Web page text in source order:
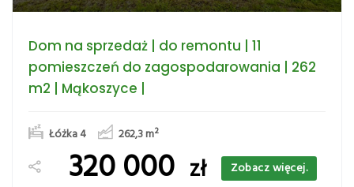
Dom na sprzedaż | do remontu | 11
pomieszczeń do zagospodarowania | 262
m2 | Mąkoszyce |
Łóżka 4 262,3m²
320 000 zł Zobacz więcej.